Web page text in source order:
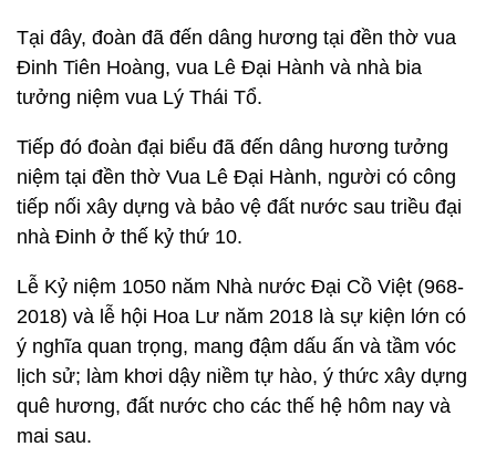
Tại đây, đoàn đã đến dâng hương tại đền thờ vua
Đinh Tiên Hoàng, vua Lê Đại Hành và nhà bia
tưởng niệm vua Lý Thái Tổ.
Tiếp đó đoàn đại biểu đã đến dâng hương tưởng
niệm tại đền thờ Vua Lê Đại Hành, người có công
tiếp nối xây dựng và bảo vệ đất nước sau triều đại
nhà Đinh ở thế kỷ thứ 10.
Lễ Kỷ niệm 1050 năm Nhà nước Đại Cồ Việt (968-
2018) và lễ hội Hoa Lư năm 2018 là sự kiện lớn có
ý nghĩa quan trọng, mang đậm dấu ấn và tầm vóc
lịch sử; làm khơi dậy niềm tự hào, ý thức xây dựng
quê hương, đất nước cho các thế hệ hôm nay và
mai sau.